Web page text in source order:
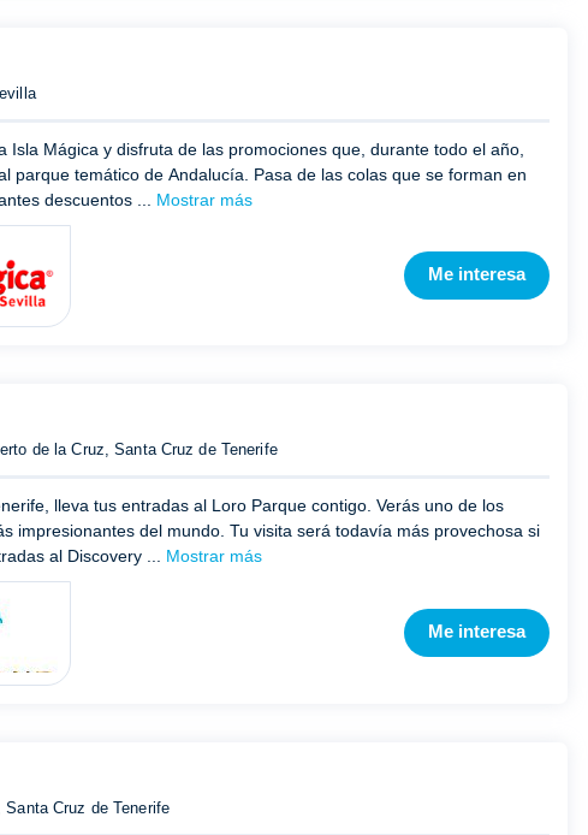
Isla Mágica y disfruta de las promociones que, durante todo el año,
parque temático de Andalucía. Pasa de las colas que se forman en
descuentos ... Mostrar más
Me interesa
de la Cruz, Santa Cruz de Tenerife
lleva tus entradas al Loro Parque contigo. Verás uno de los
impresionantes del mundo. Tu visita será todavía más provechosa si
al Discovery ... Mostrar más
Me interesa
Cruz de Tenerife